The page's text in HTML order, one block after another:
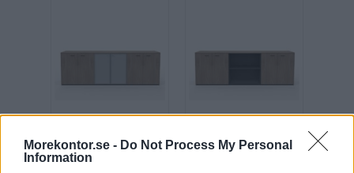
Morekontor.se - Do Not Process My Personal
Information
förvaringsskåp
mod 07, Höjd 88
förvaringsskåp
mod 08, Höjd 88